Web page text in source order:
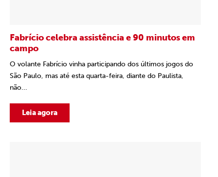
Fabrício celebra assistência e 90 minutos em
campo
O volante Fabrício vinha participando dos últimos jogos do
São Paulo, mas até esta quarta-feira, diante do Paulista,
não...
Leia agora